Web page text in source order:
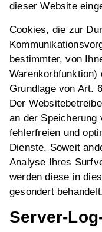
dieser Website
Cookies, die zur
bestimmter, von
Grundlage von Art.
Der
an der
fehlerfreien und
Dienste. Soweit
Analyse Ihres
werden diese in
gesondert
Server-